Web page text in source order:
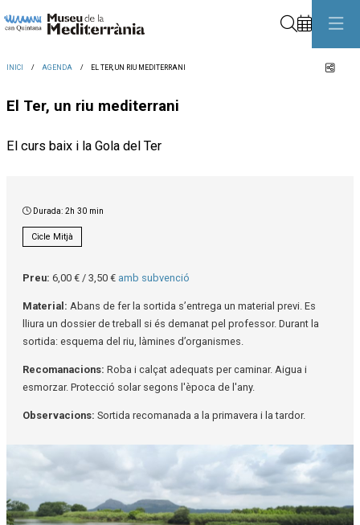
INICI AGENDA EL TER, UN RIU MEDITERRANI
El Ter, un riu mediterrani
El curs baix i la Gola del Ter
Durada: 2h 30 min
Cicle Mitjà
Preu: 6,00 € / 3,50 € amb subvenció
Material: Abans de fer la sortida s’entrega un material previ. Es
lliura un dossier de treball si és demanat pel professor. Durant la
sortida: esquema del riu, làmines d’organismes.
Recomanacions: Roba i calçat adequats per caminar. Aigua i
esmorzar. Protecció solar segons l'època de l'any.
Observacions: Sortida recomanada a la primavera i la tardor.